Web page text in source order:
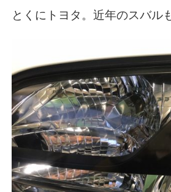
とくにトヨタ。近年のスバル